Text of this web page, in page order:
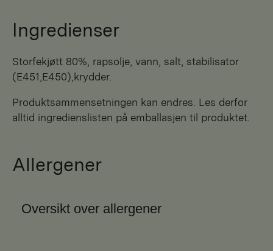
Ingredienser
storfekjøtt 80%, rapsolje, vann, salt, stabilisator
(E451,E450),krydder.
Produktsammensetningen kan endres. Les derfor
alltid ingredienslisten på emballasjen til produktet.
Allergener
Oversikt over allergener